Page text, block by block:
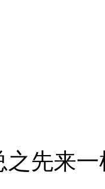
先来一